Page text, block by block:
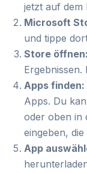
jetzt auf dem
Microsoft
und tippe
Store öffnen:
Apps finden:
Apps. Du
oder oben in
eingeben,
App